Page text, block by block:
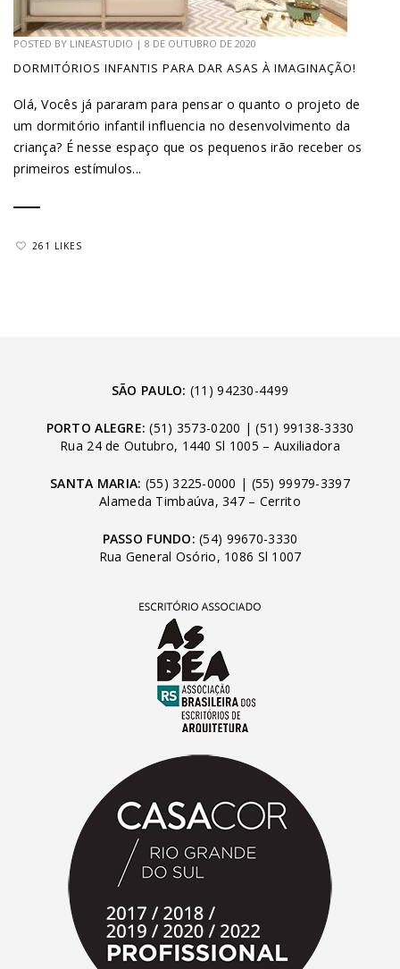
POSTED BY LINEASTUDIO | 8 DE OUTUBRO DE 2020
DORMITÓRIOS INFANTIS PARA DAR ASAS À IMAGINAÇÃO!
Olá, Vocês já pararam para pensar o quanto o projeto de
um dormitório infantil influencia no desenvolvimento da
criança? É nesse espaço que os pequenos irão receber os
primeiros estímulos...
261 LIKES
SÃO PAULO: (11) 94230-4499
PORTO ALEGRE: (51) 3573-0200 |(51) 99138-3330
Rua 24 de Outubro, 1440 Sl 1005 – Auxiliadora
SANTA MARIA: (55) 3225-0000 | (55) 99979-3397
Alameda Timbaúva, 347 – Cerrito
PASSO FUNDO: (54) 99670-3330
Rua General Osório, 1086 Sl 1007